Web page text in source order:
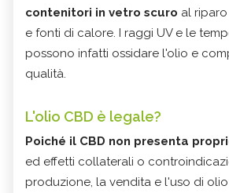
contenitori in vetro scuro al
e fonti di calore. I raggi UV e le
possono infatti ossidare l'olio e
qualità.
L'olio CBD è legale?
Poiché il CBD non presenta
ed effetti collaterali o
produzione, la vendita e l'uso di